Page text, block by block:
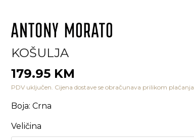
KOŠULJA
179.95 KM
PDV uključen. Cijena dostave se obračunava prilikom plaćanja.
Boja: Crna
Veličina